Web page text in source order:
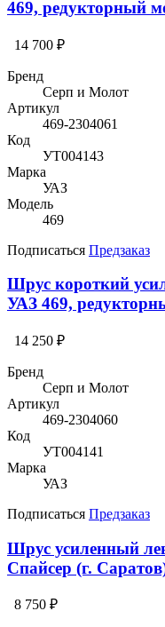
469, редукторный
14 700 ₽
Бренд
Серп и Молот
Артикул
469-2304061
Код
УТ004143
Марка
УАЗ
Модель
469
Подписаться Предзаказ
Шрус короткий
УАЗ 469,
14 250 ₽
Бренд
Серп и Молот
Артикул
469-2304060
Код
УТ004141
Марка
УАЗ
Подписаться Предзаказ
Шрус усиленный
Спайсер (г.
8 750 ₽